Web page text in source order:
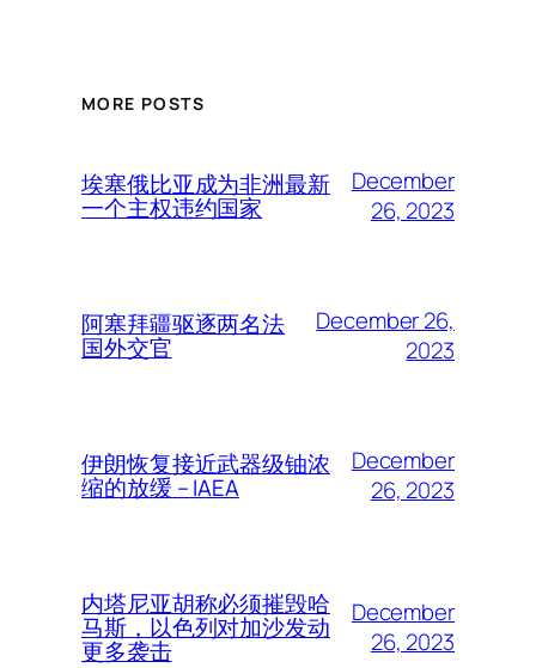
MORE POSTS
埃塞俄比亚成为非洲最新
一个主权违约国家
December
26, 2023
阿塞拜疆驱逐两名法
国外交官
December 26,
2023
伊朗恢复接近武器级铀浓
缩的放缓 – IAEA
December
26, 2023
内塔尼亚胡称必须摧毁哈
马斯，以色列对加沙发动
更多袭击
December
26, 2023